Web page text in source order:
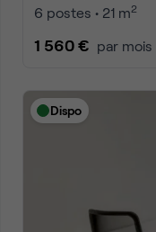
6 postes • 21 m2
1 560 € par mois
Dispo